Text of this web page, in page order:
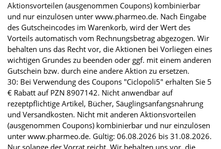
Aktionsvorteilen (ausgenommen Coupons) kombinierbar
und nur einzulösen unter www.pharmeo.de. Nach Eingabe
des Gutscheincodes im Warenkorb, wird der Wert des
Vorteils automatisch vom Rechnungsbetrag abgezogen. Wir
behalten uns das Recht vor, die Aktionen bei Vorliegen eines
wichtigen Grundes zu beenden oder ggf. mit einem anderen
Gutschein bzw. durch eine andere Aktion zu ersetzen.
30: Bei Verwendung des Coupons "Ciclopoli5" erhalten Sie 5
€ Rabatt auf PZN 8907142. Nicht anwendbar auf
rezeptpflichtige Artikel, Bücher, Säuglingsanfangsnahrung
und Versandkosten. Nicht mit anderen Aktionsvorteilen
(ausgenommen Coupons) kombinierbar und nur einzulösen
unter www.pharmeo.de. Gültig: 06.08.2026 bis 31.08.2026.